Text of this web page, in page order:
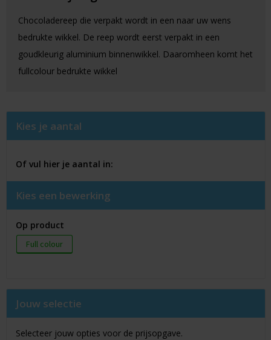
Chocoladereep die verpakt wordt in een naar uw wens
bedrukte wikkel. De reep wordt eerst verpakt in een
goudkleurig aluminium binnenwikkel. Daaromheen komt het
fullcolour bedrukte wikkel
Kies je aantal
Of vul hier je aantal in:
Kies een bewerking
Op product
Full colour
Jouw selectie
Selecteer jouw opties voor de prijsopgave.